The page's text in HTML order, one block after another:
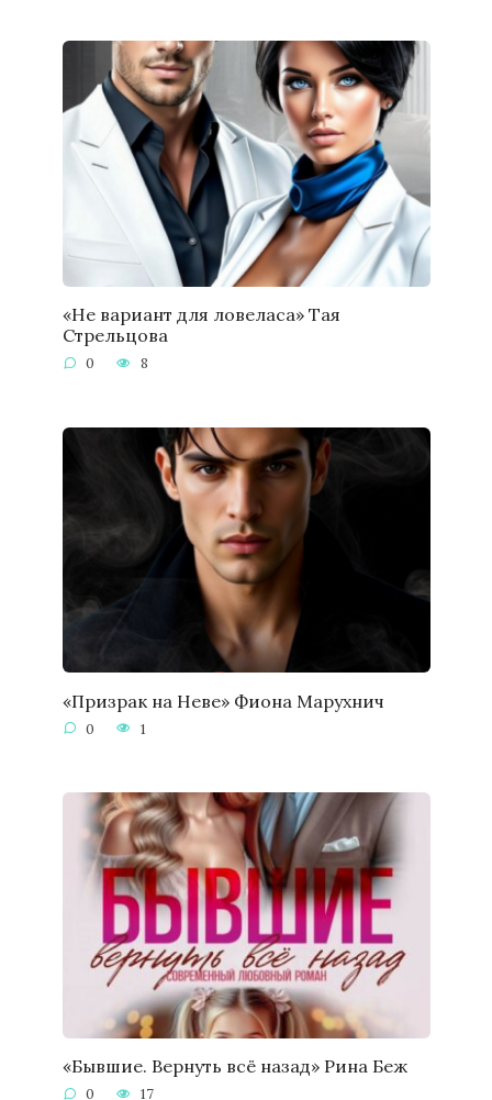
«Не вариант для ловеласа» Тая
Стрельцова
0 8
«Призрак на Неве» Фиона Марухнич
0 1
«Бывшие. Вернуть всё назад» Рина Беж
0 17